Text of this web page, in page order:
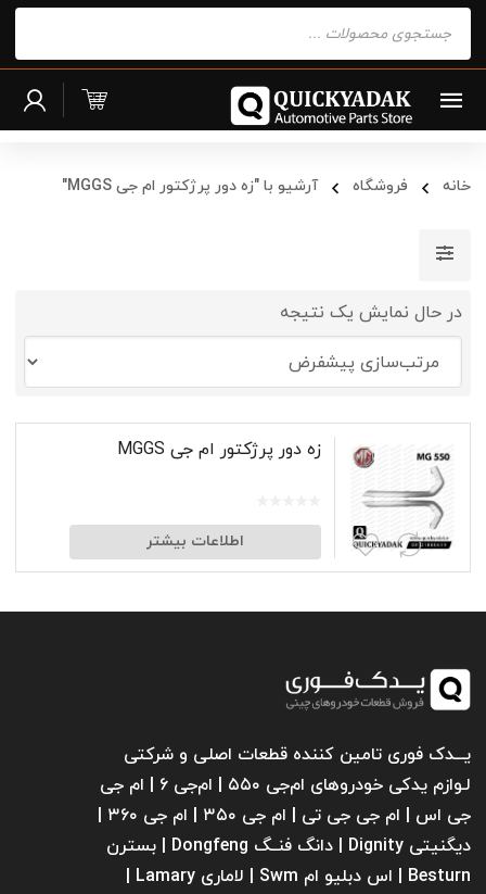
search
خانه فروشگاه آرشیو با "زه دور پرژکتور ام جی MGGS"
در حال نمایش یک نتیجه
زه دور پرژکتور ام جی MGGS
اطلاعات بیشتر
یـــدک فوری تامین کننده قطعات اصلی و شرکتی
لـوازم یدکی خودروهای ام‌جی ۵۵۰ | ام‌جی ۶ | ام جی
دیگنیتی Dignity | دانگ فنــگ Dongfeng | بسترن